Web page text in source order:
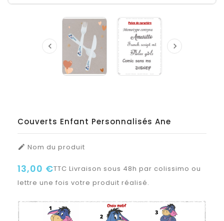
 
Couverts Enfant Personnalisés Ane
 Nom du produit
13,00 €TTC Livraison sous 48h par colissimo ou
lettre une fois votre produit réalisé.